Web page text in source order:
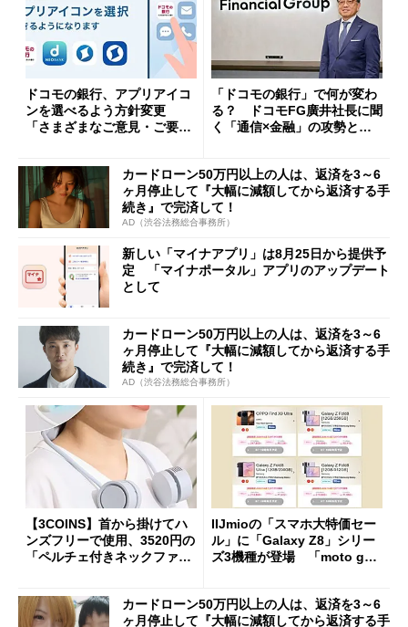
ドコモの銀行、アプリアイコ
ンを選べるよう方針変更
「さまざまなご意見・ご要望
「ドコモの銀行」で何が変わ
る？ ドコモFG廣井社長に聞
く「通信×金融」の攻勢とグ
カードローン50万円以上の人は、返済を3～6
ヶ月停止して『大幅に減額してから返済する手
続き』で完済して！
AD（渋谷法務総合事務所）
新しい「マイナアプリ」は8月25日から提供予
定 「マイナポータル」アプリのアップデート
として
カードローン50万円以上の人は、返済を3～6
ヶ月停止して『大幅に減額してから返済する手
続き』で完済して！
AD（渋谷法務総合事務所）
【3COINS】首から掛けてハ
ンズフリーで使用、3520円の
「ペルチェ付きネックファ
IIJmioの「スマホ大特価セー
ル」に「Galaxy Z8」シリー
ズ3機種が登場 「moto g37
カードローン50万円以上の人は、返済を3～6
ヶ月停止して『大幅に減額してから返済する手